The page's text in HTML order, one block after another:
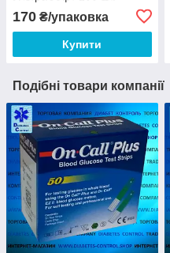
170 ₴/упаковка
Купити
Подібні товари компанії